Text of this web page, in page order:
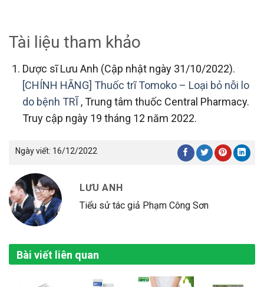
Tài liệu tham khảo
Dược sĩ Lưu Anh (Cập nhật ngày 31/10/2022).
[CHÍNH HÃNG] Thuốc trĩ Tomoko – Loại bỏ nỗi lo
do bệnh TRĨ , Trung tâm thuốc Central Pharmacy.
Truy cập ngày 19 tháng 12 năm 2022.
Ngày viết: 16/12/2022
LƯU ANH
Tiểu sử tác giả Phạm Công Sơn
Bài viết liên quan